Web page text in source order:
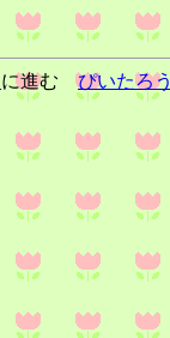
に進むぴいたろう